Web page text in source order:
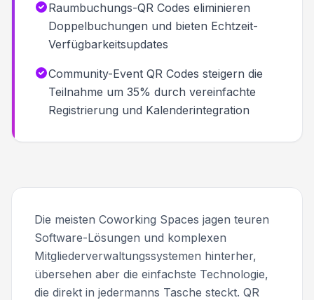
Raumbuchungs-QR Codes eliminieren
Doppelbuchungen und bieten Echtzeit-
Verfügbarkeitsupdates
Community-Event QR Codes steigern die
Teilnahme um 35% durch vereinfachte
Registrierung und Kalenderintegration
Die meisten Coworking Spaces jagen teuren
Software-Lösungen und komplexen
Mitgliederverwaltungssystemen hinterher,
übersehen aber die einfachste Technologie,
die direkt in jedermanns Tasche steckt. QR